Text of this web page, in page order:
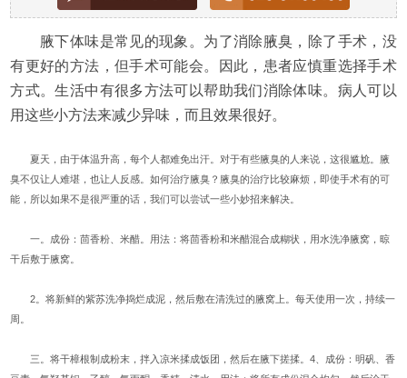
腋下体味是常见的现象。为了消除腋臭，除了手术，没
有更好的方法，但手术可能会。因此，患者应慎重选择手术
方式。生活中有很多方法可以帮助我们消除体味。病人可以
用这些小方法来减少异味，而且效果很好。
夏天，由于体温升高，每个人都难免出汗。对于有些腋臭的人来说，这很尴尬。腋
臭不仅让人难堪，也让人反感。如何治疗腋臭？腋臭的治疗比较麻烦，即使手术有的可
能，所以如果不是很严重的话，我们可以尝试一些小妙招来解决。
一。成份：茴香粉、米醋。用法：将茴香粉和米醋混合成糊状，用水洗净腋窝，晾
干后敷于腋窝。
2。将新鲜的紫苏洗净捣烂成泥，然后敷在清洗过的腋窝上。每天使用一次，持续一
周。
三。将干樟根制成粉末，拌入凉米揉成饭团，然后在腋下搓揉。4、成份：明矾、香